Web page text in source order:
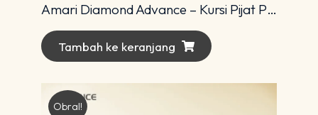
Amari Diamond Advance – Kursi Pijat Premium dengan Teknologi 4D Modern
Tambah ke keranjang
Obral!